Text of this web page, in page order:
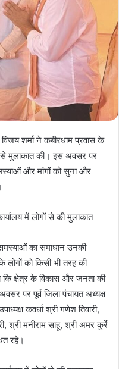
शर्मा ने कबीरधाम प्रवास के
से मुलाकात की। इस अवसर पर
और मांगों को सुना और
का समाधान उनकी
को किसी भी तरह की
कि क्षेत्र के विकास और जनता की
पर पूर्व जिला पंचायत अध्यक्ष
कवर्धा श्री गणेश तिवारी,
श्री मनीराम साहू, श्री अमर कुर्रे
रहे।